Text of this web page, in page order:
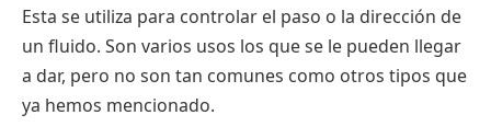
Esta se utiliza para controlar el paso o la dirección de
un fluido. Son varios usos los que se le pueden llegar
a dar, pero no son tan comunes como otros tipos que
ya hemos mencionado.